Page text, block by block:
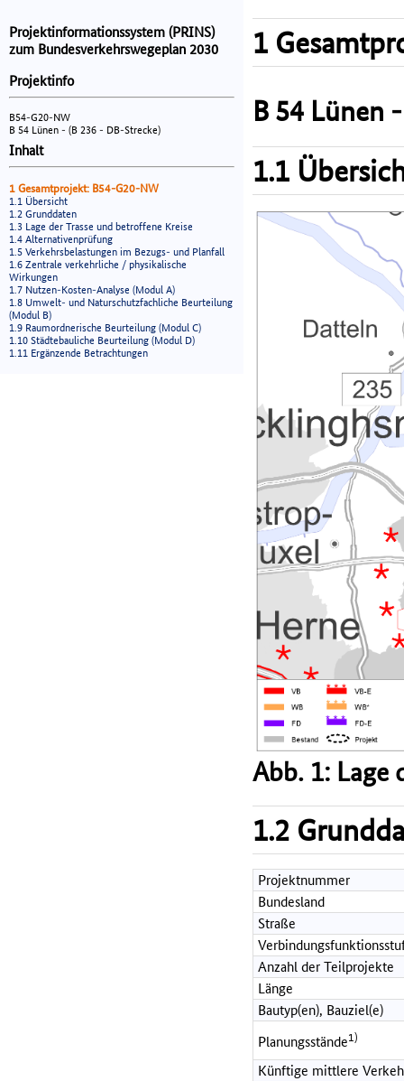
Projektinformationssystem (PRINS)
zum Bundesverkehrswegeplan 2030
Projektinfo
B54-G20-NW
B 54 Lünen - (B 236 - DB-Strecke)
Inhalt
1 Gesamtprojekt: B54-G20-NW
1.1 Übersicht
1.2 Grunddaten
1.3 Lage der Trasse und betroffene Kreise
1.4 Alternativenprüfung
1.5 Verkehrsbelastungen im Bezugs- und Planfall
1.6 Zentrale verkehrliche / physikalische
Wirkungen
1.7 Nutzen-Kosten-Analyse (Modul A)
1.8 Umwelt- und Naturschutzfachliche Beurteilung
(Modul B)
1.9 Raumordnerische Beurteilung (Modul C)
1.10 Städtebauliche Beurteilung (Modul D)
1.11 Ergänzende Betrachtungen
1
B 54 Lünen
1.1
Abb. 1: Lage
1.2
Projektnummer
Bundesland
Straße
Anzahl der Teilprojekte
Länge
Bautyp(en), Bauziel(e)
Planungsstände1)
Künftige mittlere